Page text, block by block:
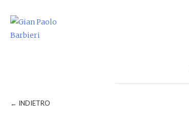
Skip
← INDIETRO